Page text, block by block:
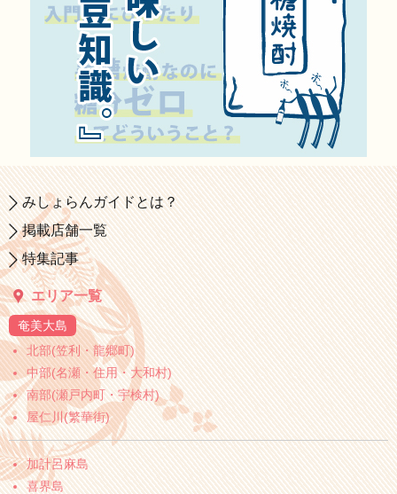
みしょらんガイドとは？
掲載店舗一覧
特集記事
エリア一覧
奄美大島
北部(笠利・龍郷町)
中部(名瀬・住用・大和村)
南部(瀬戸内町・宇検村)
屋仁川(繁華街)
加計呂麻島
喜界島